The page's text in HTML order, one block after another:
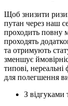
Щоб знизити
путан через наш
проходить повну
проходять
та отримують
зменшує
типові,
для полегшення
З відгуками